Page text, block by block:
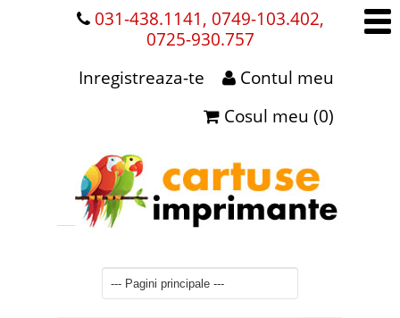
031-438.1141, 0749-103.402,
0725-930.757
Contul meu
Inregistreaza-te
Cosul meu (0)